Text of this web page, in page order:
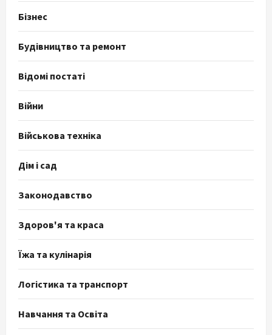
Бізнес
Будівництво та ремонт
Відомі постаті
Війни
Військова техніка
Дім і сад
Законодавство
Здоров'я та краса
Їжа та кулінарія
Логістика та транспорт
Навчання та Освіта